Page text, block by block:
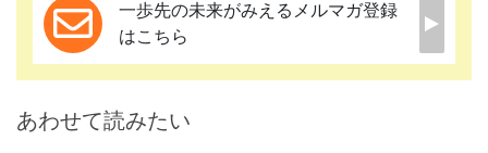
一歩先の未来がみえるメルマガ登録
はこちら
あわせて読みたい